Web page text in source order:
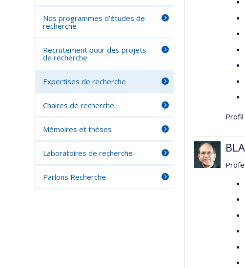
Nos programmes d'études de
recherche
Recrutement pour des projets
de recherche
Expertises de recherche
Chaires de recherche
Mémoires et thèses
Laboratoires de recherche
Parlons Recherche